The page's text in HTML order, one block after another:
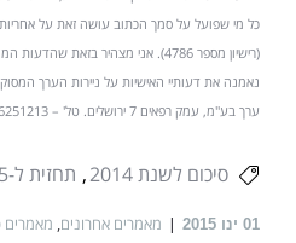
(רישיון מספר 4786). אני מצהיר בזאת
ערך בע"מ, עמק רפאים 7 ירושלים. טל' – 02-6251213
סיכום לשנת 2014 תחזית ל-2015
01 ינו 2015 מאמרים אחרונים, מאמרים